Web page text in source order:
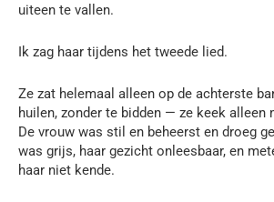
uiteen te vallen.
Ik zag haar tijdens het tweede lied.
Ze zat helemaal alleen op de achterste
huilen, zonder te bidden — ze keek alleen
De vrouw was stil en beheerst en droeg
was grijs, haar gezicht onleesbaar, en
haar niet kende.